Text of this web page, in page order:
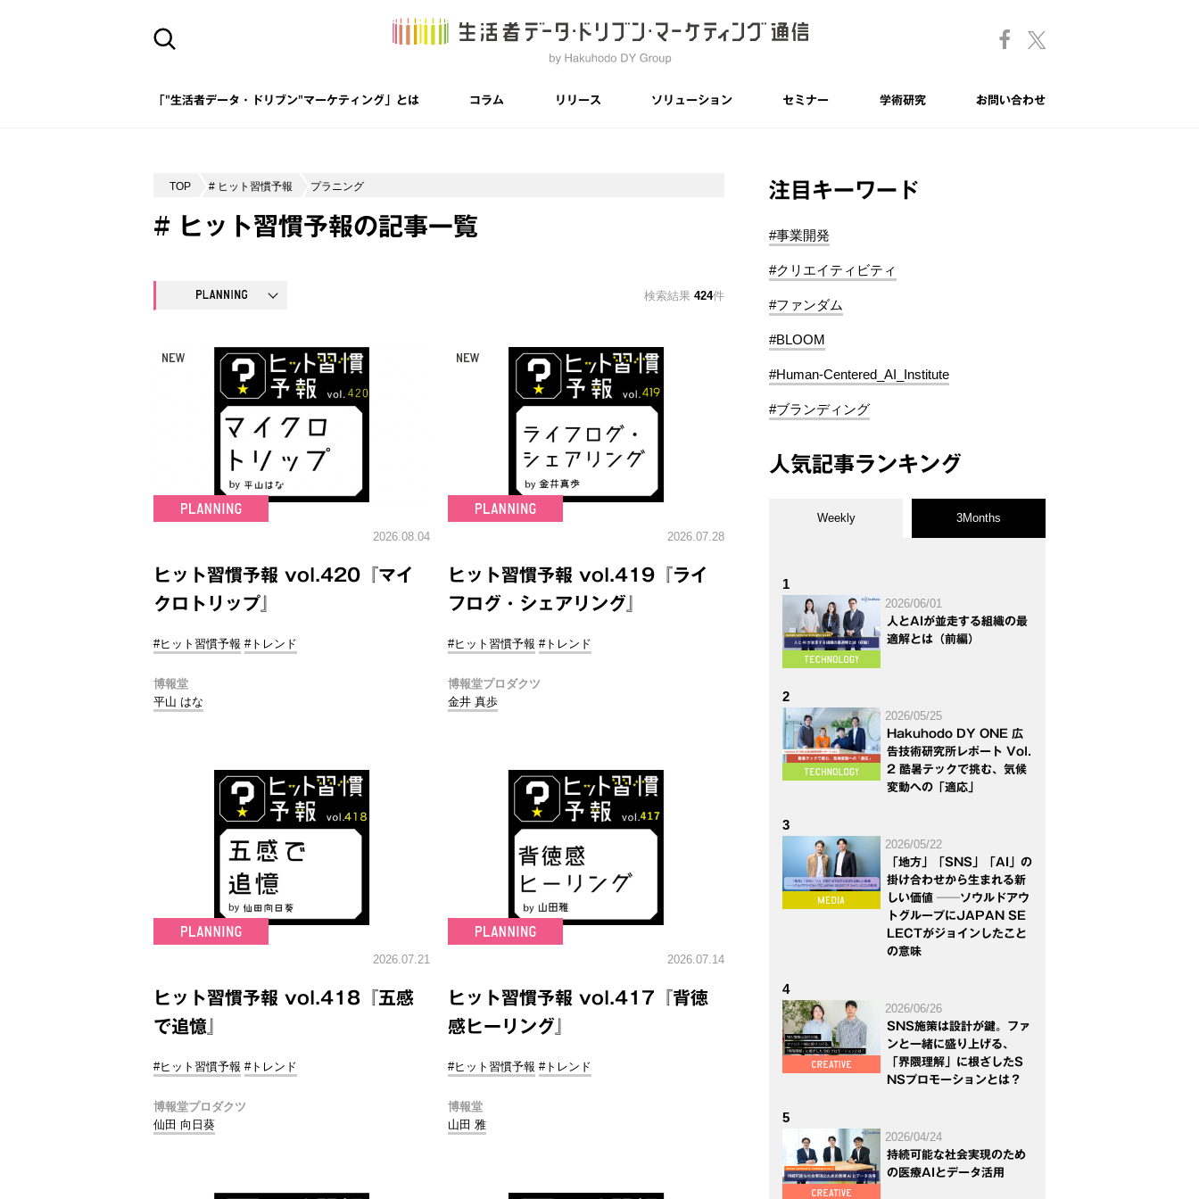
「"生活者データ・ドリブン"マーケティング」とは コラム リリース ソリューション セミナー 学術研究 お問い合わせ
TOP # ヒット習慣予報 プラニング
# ヒット習慣予報の記事一覧
検索結果 424件
2026.08.04
ヒット習慣予報 vol.420『マイ
クロトリップ』
#ヒット習慣予報 #トレンド
博報堂
平山 はな
2026.07.28
ヒット習慣予報 vol.419『ライ
フログ・シェアリング』
#ヒット習慣予報 #トレンド
博報堂プロダクツ
金井 真歩
2026.07.21
ヒット習慣予報 vol.418『五感
で追憶』
#ヒット習慣予報 #トレンド
博報堂プロダクツ
仙田 向日葵
2026.07.14
ヒット習慣予報 vol.417『背徳
感ヒーリング』
#ヒット習慣予報 #トレンド
博報堂
山田 雅
注目キーワード
#事業開発
#クリエイティビティ
#ファンダム
#BLOOM
#Human-Centered_AI_Institute
#ブランディング
人気記事ランキング
Weekly 3Months
1
2026/06/01
人とAIが並走する組織の最
適解とは（前編）
2
2026/05/25
Hakuhodo DY ONE 広
告技術研究所レポート Vol.
2 酷暑テックで挑む、気候
変動への「適応」
3
2026/05/22
「地方」「SNS」「AI」の
掛け合わせから生まれる新
しい価値 ──ソウルドアウ
トグループにJAPAN SE
LECTがジョインしたこと
の意味
4
2026/06/26
SNS施策は設計が鍵。ファ
ンと一緒に盛り上げる、
「界隈理解」に根ざしたS
NSプロモーションとは？
5
2026/04/24
持続可能な社会実現のため
の医療AIとデータ活用